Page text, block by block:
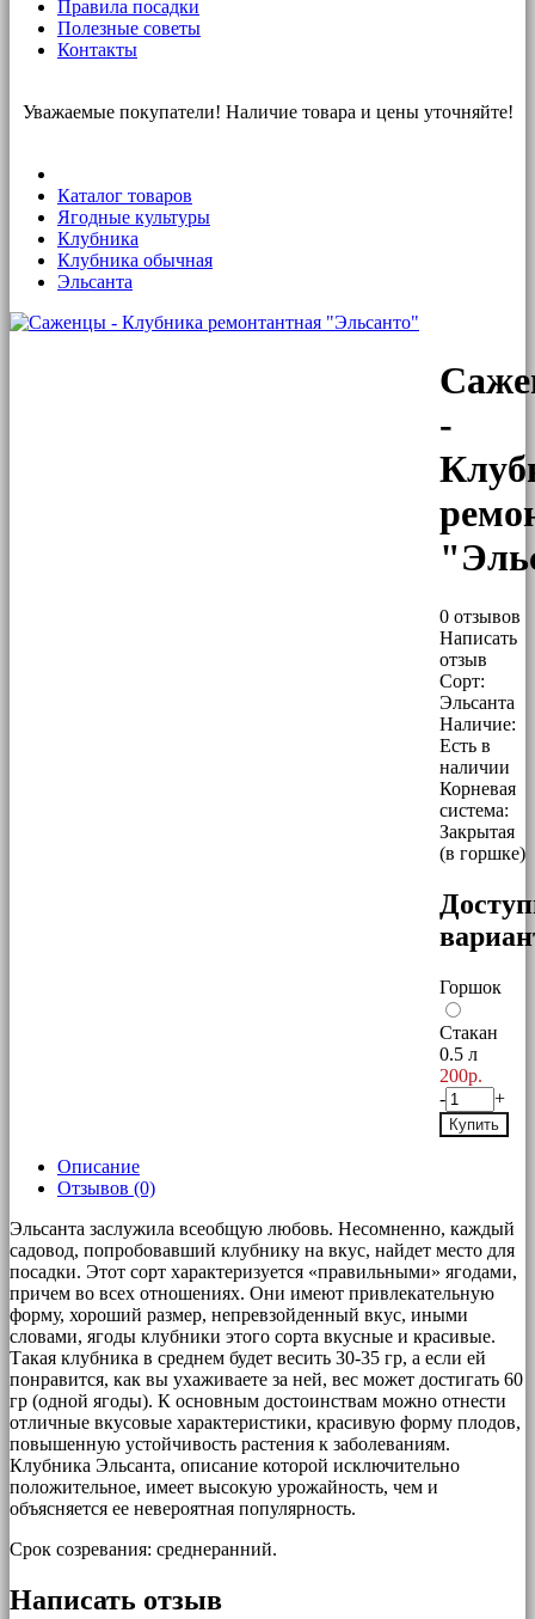
Правила посадки
Полезные советы
Контакты
Уважаемые покупатели! Наличие товара и цены уточняйте!
Каталог товаров
Ягодные культуры
Клубника
Клубника обычная
Эльсанта
-
0 отзывов
Написать
отзыв
Сорт:
Эльсанта
Наличие:
Есть в
наличии
Корневая
система:
Закрытая
(в горшке)
Горшок
Стакан
0.5 л
200р.
-
+
Купить
Описание
Отзывов (0)
Эльсанта заслужила всеобщую любовь. Несомненно, каждый
садовод, попробовавший клубнику на вкус, найдет место для
посадки. Этот сорт характеризуется «правильными» ягодами,
причем во всех отношениях. Они имеют привлекательную
форму, хороший размер, непревзойденный вкус, иными
словами, ягоды клубники этого сорта вкусные и красивые.
Такая клубника в среднем будет весить 30-35 гр, а если ей
понравится, как вы ухаживаете за ней, вес может достигать 60
гр (одной ягоды). К основным достоинствам можно отнести
отличные вкусовые характеристики, красивую форму плодов,
повышенную устойчивость растения к заболеваниям.
Клубника Эльсанта, описание которой исключительно
положительное, имеет высокую урожайность, чем и
объясняется ее невероятная популярность.
Срок созревания: среднеранний.
Написать отзыв